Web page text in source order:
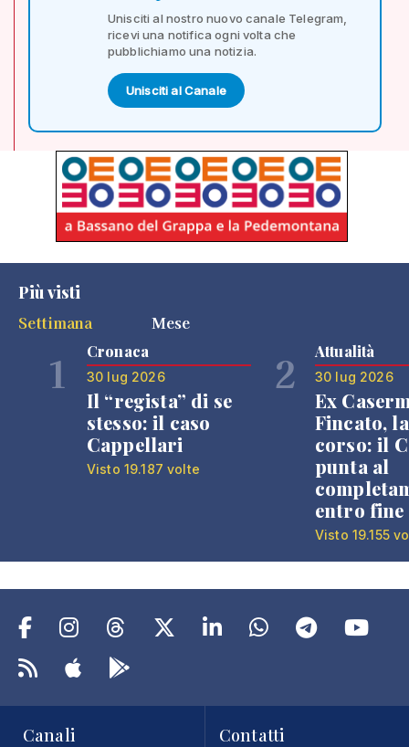
Unisciti al nostro nuovo canale Telegram,
ricevi una notifica ogni volta che
pubblichiamo una notizia.
Unisciti al Canale
Più visti
Settimana
Mese
1 Cronaca
30 lug 2026
Il “regista” di se
stesso: il caso
Cappellari
Visto 19.187 volte
2 Attualità
30 lug 2026
Ex
Fincato,
corso: il
punta al
entro fine
Visto 19.155
Canali Contatti